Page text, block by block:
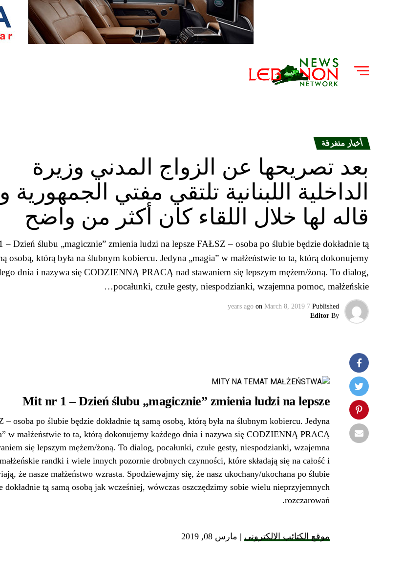
أخبار متفرقة
بعد تصريحها عن الزواج المدني وزيرة
الداخلية اللبنانية تلتقي مفتي الجمهورية
قاله لها خلال اللقاء كان أكثر من واضح
– Dzień ślubu „magicznie” zmienia ludzi na lepsze FAŁSZ – osoba po ślubie będzie dokładnie tą
osobą, którą była na ślubnym kobiercu. Jedyna „magia” w małżeństwie to ta, którą dokonujemy
dnia i nazywa się CODZIENNĄ PRACĄ nad stawaniem się lepszym mężem/żoną. To dialog,
pocałunki, czułe gesty, niespodzianki, wzajemna pomoc, małżeńskie…
Published
7 years ago
on March 8, 2019
By
Editor
Mit nr 1 – Dzień ślubu „magicznie” zmienia ludzi na lepsze
– osoba po ślubie będzie dokładnie tą samą osobą, którą była na ślubnym kobiercu. Jedyna
w małżeństwie to ta, którą dokonujemy każdego dnia i nazywa się CODZIENNĄ PRACĄ
się lepszym mężem/żoną. To dialog, pocałunki, czułe gesty, niespodzianki, wzajemna
randki i wiele innych pozornie drobnych czynności, które składają się na całość i
że nasze małżeństwo wzrasta. Spodziewajmy się, że nasz ukochany/ukochana po ślubie
dokładnie tą samą osobą jak wcześniej, wówczas oszczędzimy sobie wielu nieprzyjemnych
rozczarowań.
موقع الكتائب الالكتروني | مارس 08, 2019